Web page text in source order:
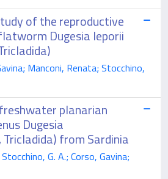
of the reproductive
Dugesia leporii
Manconi, Renata; Stocchino,
planarian
Dugesia
from Sardinia
G. A.; Corso, Gavina;